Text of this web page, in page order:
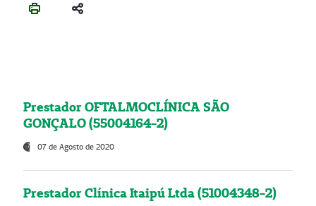
Prestador OFTALMOCLÍNICA SÃO
GONÇALO (55004164-2)
07 de Agosto de 2020
Prestador Clínica Itaipú Ltda (51004348-2)